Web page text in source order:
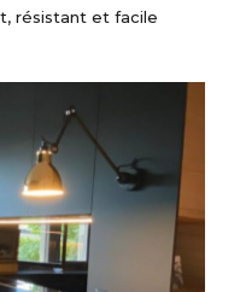
résistant et facile